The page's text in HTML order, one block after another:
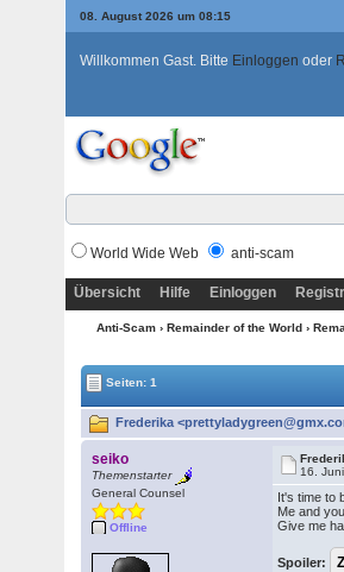
08. August 2026 um 08:15
Willkommen Gast. Bitte Einloggen oder
World Wide Web anti-scam
Übersicht Hilfe Einloggen
Anti-Scam › Remainder of the World ›
Seiten: 1
Frederika
seiko
Themenstarter
General Counsel
Offline
16.
It's time to
Me and
Give me
Spoiler: